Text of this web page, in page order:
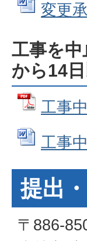
変更
工事を
から14
工事
工事
提出
〒886-